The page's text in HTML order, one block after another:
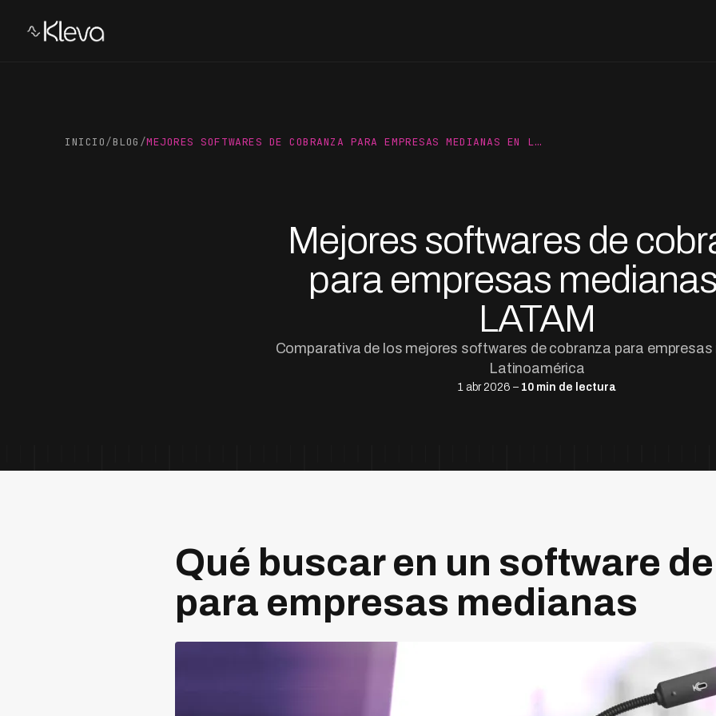
INICIO/BLOG /MEJORES SOFTWARES DE COBRANZA PARA EMPRESAS MEDIANAS EN L…
Mejores softwares de
para empresas medianas
LATAM
Comparativa de los mejores softwares de cobranza para empresas
Latinoamérica
1 abr 2026 – 10 min de lectura
Qué buscar en un software
para empresas medianas